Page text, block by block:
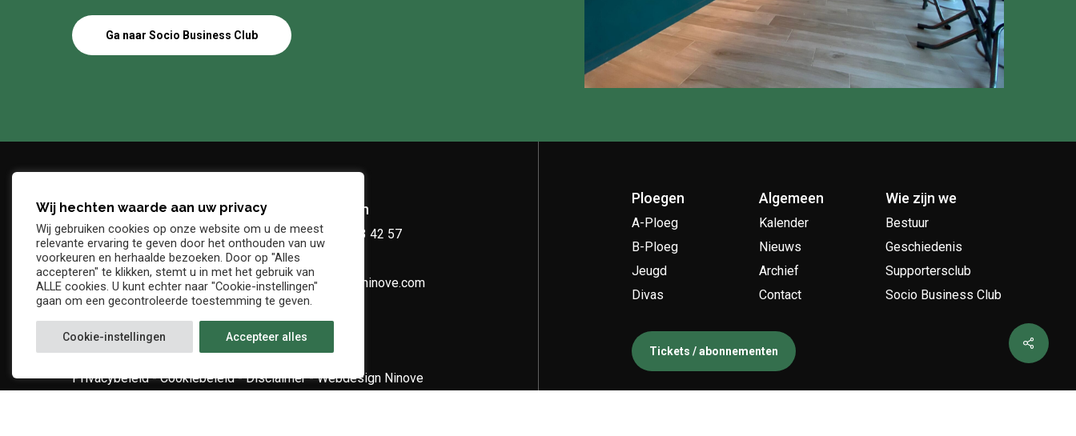
Ga naar Socio Business Club
Adres
Denderstraat, z/n
9402 Ninove
Telefoon
+32 54 33 42 57
info@kvkninove.com
Privacybeleid-Cookiebeleid-Disclaimer-Webdesign Ninove
Ploegen
A-Ploeg
B-Ploeg
Jeugd
Divas
Algemeen
Kalender
Nieuws
Archief
Contact
Wie zijn we
Bestuur
Geschiedenis
Supportersclub
Socio Business Club
Tickets / abonnementen
Wij hechten waarde aan uw privacy
Wij gebruiken cookies op onze website om u de meest
relevante ervaring te geven door het onthouden van uw
voorkeuren en herhaalde bezoeken. Door op "Alles
accepteren" te klikken, stemt u in met het gebruik van
ALLE cookies. U kunt echter naar "Cookie-instellingen"
gaan om een gecontroleerde toestemming te geven.
Cookie-instellingen Accepteer alles